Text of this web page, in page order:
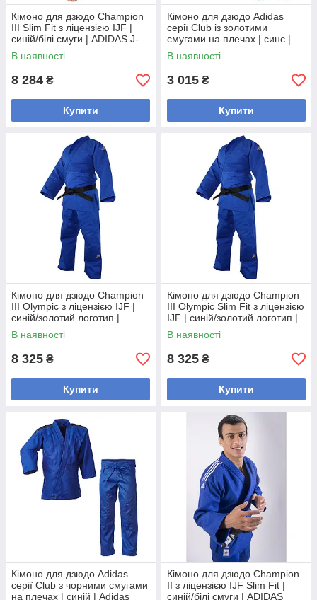
Кімоно для дзюдо Champion
III Slim Fit з ліцензією IJF |
синій/білі смуги | ADIDAS J-
IJFB-1
В наявності
8 284 ₴
Купити
Кімоно для дзюдо Adidas
серії Club із золотими
смугами на плечах | синє |
Adidas J350BP
В наявності
3 015 ₴
Купити
Кімоно для дзюдо Champion
III Olympic з ліцензією IJF |
синій/золотий логотип |
ADIDAS J-IJFB3-L
В наявності
8 325 ₴
Купити
Кімоно для дзюдо Champion
III Olympic Slim Fit з ліцензією
IJF | синій/золотий логотип |
ADIDAS J-IJFB3-L
В наявності
8 325 ₴
Купити
Кімоно для дзюдо Adidas
серії Club з чорними смугами
на плечах | синій | Adidas
Кімоно для дзюдо Champion
II з ліцензією IJF Slim Fit |
синій/білі смуги | ADIDAS